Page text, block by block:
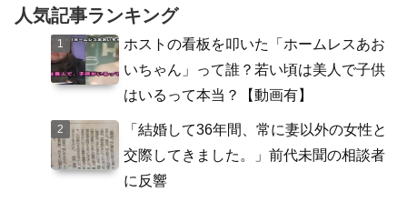
人気記事ランキング
ホストの看板を叩いた「ホームレスあお
いちゃん」って誰？若い頃は美人で子供
はいるって本当？【動画有】
「結婚して36年間、常に妻以外の女性と
交際してきました。」前代未聞の相談者
に反響